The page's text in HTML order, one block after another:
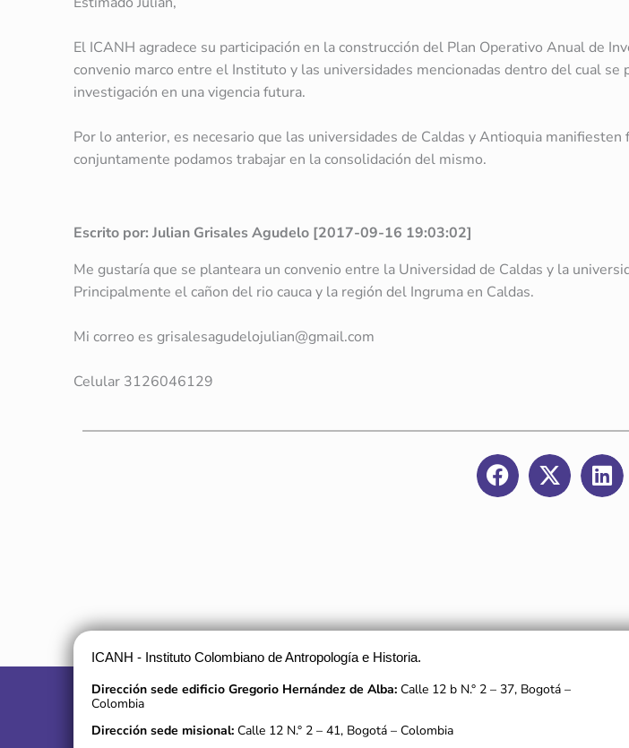
El ICANH agradece su participación en la construcción del Plan Operativo Anual de
convenio marco entre el Instituto y las universidades mencionadas dentro del cual
investigación en una vigencia futura.
Por lo anterior, es necesario que las universidades de Caldas y Antioquia
conjuntamente podamos trabajar en la consolidación del mismo.
Escrito por: Julian Grisales Agudelo [2017-09-16 19:03:02]
Me gustaría que se planteara un convenio entre la Universidad de Caldas y la
Principalmente el cañon del rio cauca y la región del Ingruma en Caldas.
Mi correo es grisalesagudelojulian@gmail.com
Celular 3126046129
ICANH - Instituto Colombiano de Antropología e Historia.
Dirección sede edificio Gregorio Hernández de Alba: Calle 12 b N.° 2 – 37, Bogotá –
Colombia
Dirección sede misional: Calle 12 N.° 2 – 41, Bogotá – Colombia